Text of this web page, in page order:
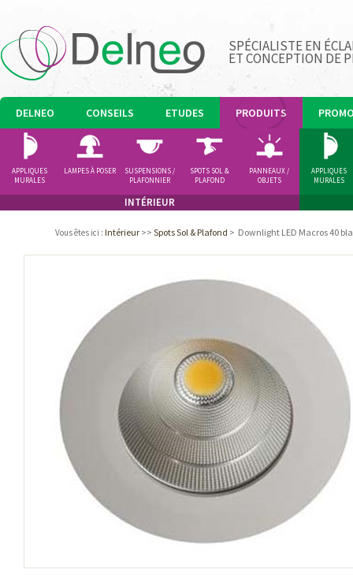
SPÉCIALISTE EN
ET CONCEPTION DE
DELNEO CONSEILS ETUDES PRODUITS
INTÉRIEUR
APPLIQUES
MURALES
LAMPES À POSER
SUSPENSIONS /
PLAFONNIER
SPOTS SOL &
PLAFOND
PANNEAUX /
OBJETS
APPLIQUES
MURALES
Vous êtes ici : Intérieur >> Spots Sol & Plafond > Downlight LED Macros 40